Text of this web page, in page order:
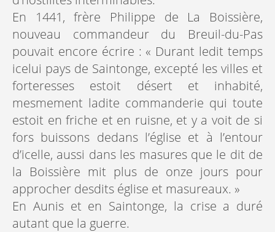
En 1441, frère Philippe de La Boissière,
nouveau commandeur du Breuil-du-Pas
pouvait encore écrire : « Durant ledit temps
icelui pays de Saintonge, excepté les villes et
forteresses estoit désert et inhabité,
mesmement ladite commanderie qui toute
estoit en friche et en ruisne, et y a voit de si
fors buissons dedans l’église et à l’entour
d’icelle, aussi dans les masures que le dit de
la Boissière mit plus de onze jours pour
approcher desdits église et masureaux. »
En Aunis et en Saintonge, la crise a duré
autant que la guerre.